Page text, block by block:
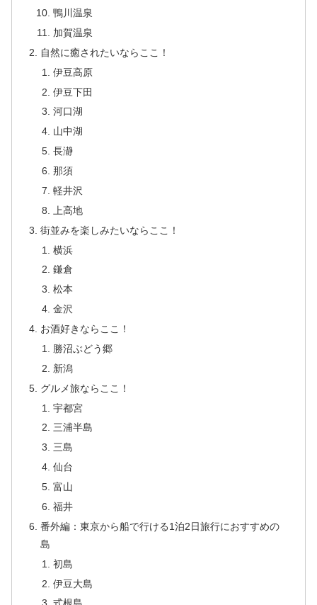
鴨川温泉
加賀温泉
自然に癒されたいならここ！
伊豆高原
伊豆下田
河口湖
山中湖
長瀞
那須
軽井沢
上高地
街並みを楽しみたいならここ！
横浜
鎌倉
松本
金沢
お酒好きならここ！
勝沼ぶどう郷
新潟
グルメ旅ならここ！
宇都宮
三浦半島
三島
仙台
富山
福井
番外編：東京から船で行ける1泊2日旅行におすすめの
島
初島
伊豆大島